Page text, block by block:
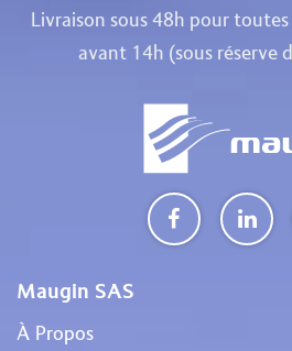
Livraison sous 48h pour toutes
avant 14h (sous réserve
Maugin SAS
À Propos